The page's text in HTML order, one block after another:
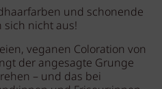
und schonende
nicht aus!
veganen Coloration von
der angesagte Grunge
– und das bei